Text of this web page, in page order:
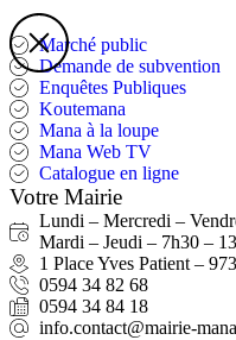
Marché public
Demande de subvention
Enquêtes Publiques
Koutemana
Mana à la loupe
Mana Web TV
Catalogue en ligne
Votre Mairie
Lundi – Mercredi –
Mardi – Jeudi – 7h30 –
1 Place Yves Patient –
0594 34 82 68
0594 34 84 18
info.contact@mairie-